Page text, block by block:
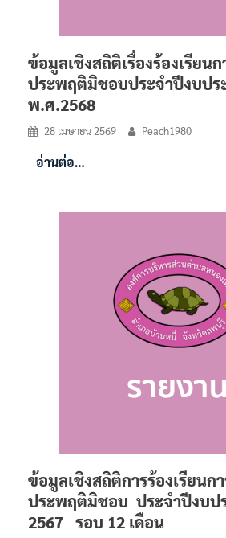
ข้อมูลเชิงสถิติเรื่องร้องเรียน
ประพฤติมิชอบประจำปีงบป
พ.ศ.2568
28 เมษายน 2569 Peach1980
อ่านต่อ…
ข้อมูลเชิงสถิติการร้องเรียนก
ประพฤติมิชอบ ประจำปีงบ
2567 รอบ 12 เดือน